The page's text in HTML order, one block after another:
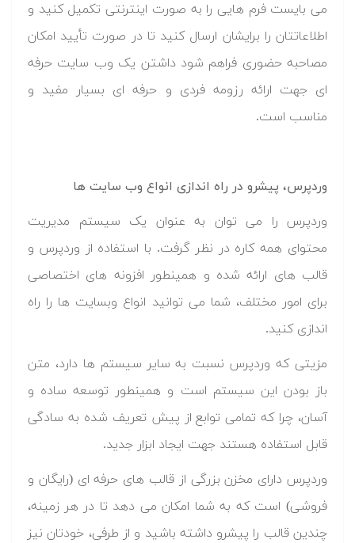
می بایست فرم هایی را به صورت اینترنتی تکمیل کنید و
اطلاعاتتان را برایشان ارسال کنید تا در صورت تأیید امکان
مصاحبه حضوری فراهم شود داشتن یک وب سایت حرفه
ای جهت ارائه رزومه فردی و حرفه ای بسیار مفید و
مناسب است.
وردپرس، پیشرو در راه اندازی انواع وب سایت ها
وردپرس را می توان به عنوان یک سیستم مدیریت
محتوای همه کاره در نظر گرفت. با استفاده از وردپرس و
قالب های ارائه شده و همینطور افزونه های اختصاصی
برای امور مختلف، شما می توانید انواع وبسایت ها را راه
اندازی کنید.
مزیتی که وردپرس نسبت به سایر سیستم ها دارد، متن
باز بودن این سیستم است و همینطور توسعه ساده و
آسان، چرا که تمامی توابع از پیش تعریف شده به سادگی
قابل استفاده هستند جهت ایجاد ابزار جدید.
وردپرس دارای مخزن بزرگی از قالب های حرفه ای (رایگان و
فروشی) است که به شما امکان می دهد تا در هر زمینه،
چندین قالب را پیشرو داشته باشید و از طرفی، خودتان نیز